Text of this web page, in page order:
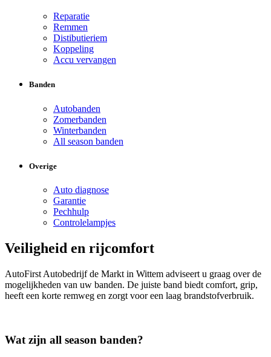
Reparatie
Remmen
Distibutieriem
Koppeling
Accu vervangen
Banden
Autobanden
Zomerbanden
Winterbanden
All season banden
Overige
Auto diagnose
Garantie
Pechhulp
Controlelampjes
Veiligheid en rijcomfort
AutoFirst Autobedrijf de Markt in Wittem adviseert u graag over de
mogelijkheden van uw banden. De juiste band biedt comfort, grip,
heeft een korte remweg en zorgt voor een laag brandstofverbruik.
Wat zijn all season banden?